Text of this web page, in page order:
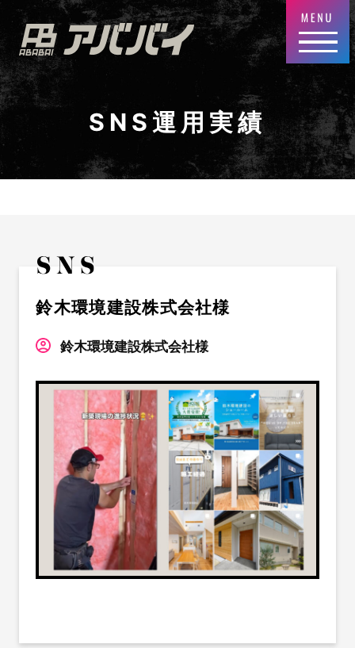
SNS運用実績
鈴木環境建設株式会社様
鈴木環境建設株式会社様